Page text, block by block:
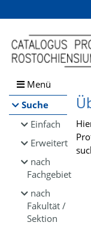
Browsen
direkt zum Inhalt
Menü
Suche
Einfach
Erweitert
nach
Fachgebiet
nach
Fakultät /
Sektion